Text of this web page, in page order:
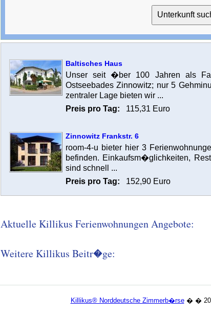
Baltisches Haus
Unser seit �ber 100 Jahren als
Ostseebades Zinnowitz; nur 5
zentraler Lage bieten wir ...
Preis pro Tag:
115,31 Euro
Zinnowitz Frankstr. 6
room-4-u bieter hier 3
befinden. Einkaufsm�glichkeiten,
sind schnell ...
Preis pro Tag:
152,90 Euro
Aktuelle Killikus Ferienwohnungen Angebote:
Weitere Killikus Beitr�ge:
Killikus® Norddeutsche Zimmerb�rse� �